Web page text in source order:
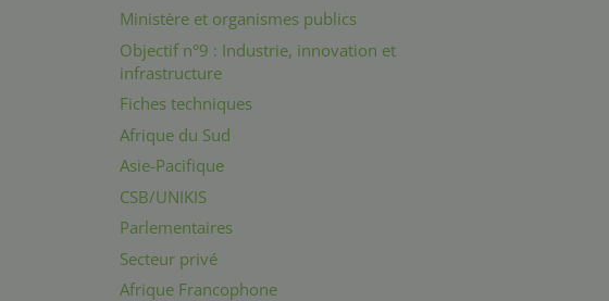
Ministère et organismes publics
Objectif n°9 : Industrie, innovation et
infrastructure
Fiches techniques
Afrique du Sud
Asie-Pacifique
CSB/UNIKIS
Parlementaires
Secteur privé
Afrique Francophone